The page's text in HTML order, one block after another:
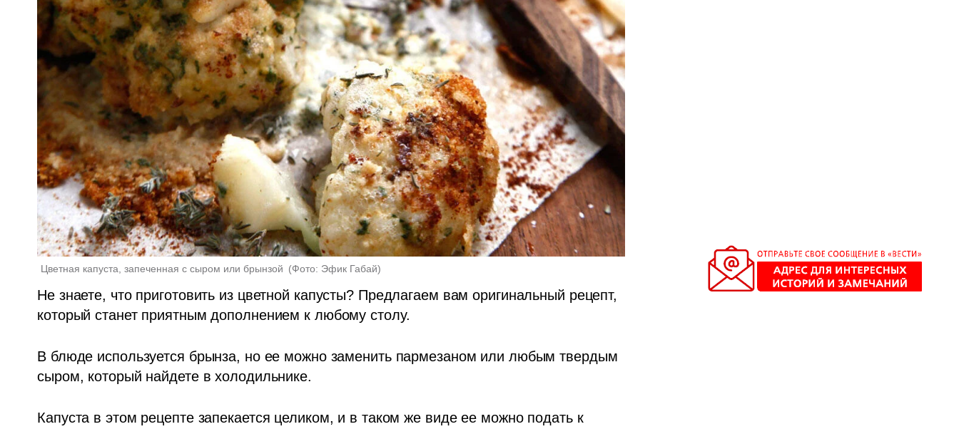
Цветная капуста, запеченная с сыром или брынзой (Фото: Эфик Габай)
Не знаете, что приготовить из цветной капусты? Предлагаем вам оригинальный рецепт,
который станет приятным дополнением к любому столу.
В блюде используется брынза, но ее можно заменить пармезаном или любым твердым
сыром, который найдете в холодильнике.
Капуста в этом рецепте запекается целиком, и в таком же виде ее можно подать к